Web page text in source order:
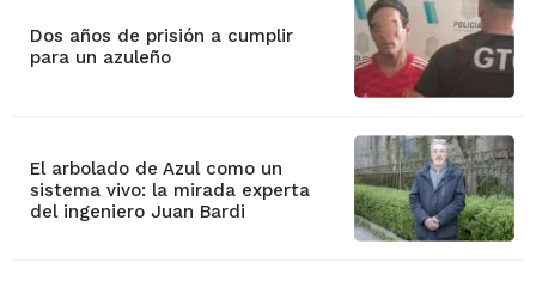
Dos años de prisión a cumplir
para un azuleño
El arbolado de Azul como un
sistema vivo: la mirada experta
del ingeniero Juan Bardi